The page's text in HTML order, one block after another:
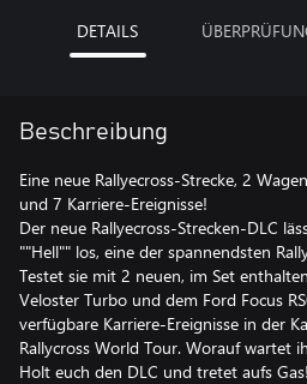
DETAILS
Beschreibung
Eine neue Rallyecross-Strecke, 2
und 7 Karriere-Ereignisse!
Der neue Rallyecross-Strecken-DLC
""Hell"" los, eine der spannendsten
Testet sie mit 2 neuen, im Set
Veloster Turbo und dem Ford Focus
verfügbare Karriere-Ereignisse in der
Rallycross World Tour. Worauf wartet
Holt euch den DLC und tretet aufs Gas!